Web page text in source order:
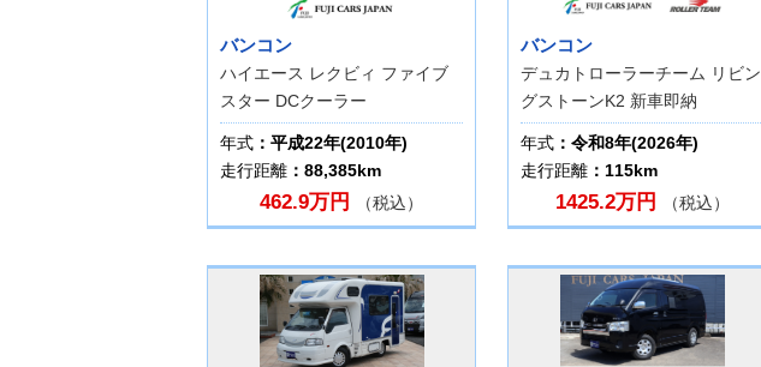
バンコン
ハイエース レクビィ ファイブ
スター DCクーラー
年式 ：平成22年(2010年)
走行距離 ：88,385km
462.9万円 （税込）
バンコン
デュカトローラーチーム リビン
グストーンK2 新車即納
年式 ：令和8年(2026年)
走行距離 ：115km
1425.2万円 （税込）